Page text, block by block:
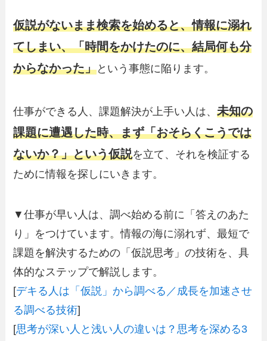
仮説がないまま検索を始めると、情報に溺れ
てしまい、「時間をかけたのに、結局何も分
からなかった」という事態に陥ります。
仕事ができる人、課題解決が上手い人は、未知の
課題に遭遇した時、まず「おそらくこうでは
ないか？」という仮説を立て、それを検証する
ために情報を探しにいきます。
▼仕事が早い人は、調べ始める前に「答えのあた
り」をつけています。情報の海に溺れず、最短で
課題を解決するための「仮説思考」の技術を、具
体的なステップで解説します。
[デキる人は「仮説」から調べる／成長を加速させ
る調べる技術]
[思考が深い人と浅い人の違いは？思考を深める3